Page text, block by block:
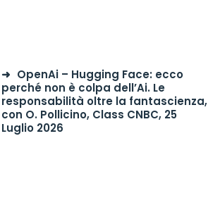
OpenAi – Hugging Face: ecco
perché non è colpa dell’Ai. Le
responsabilità oltre la fantascienza,
con O. Pollicino, Class CNBC, 25
Luglio 2026